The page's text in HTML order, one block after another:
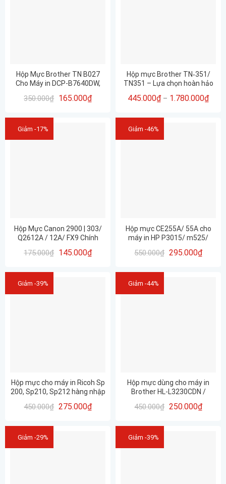
Hộp Mực Brother TN B027
Cho Máy in DCP-B7640DW,
B7620DW, HL-B2180DW, HL-
350.000₫ 165.000₫
Hộp mực Brother TN‑351/
TN351 – Lựa chọn hoàn hảo
HL‑8250CDN, HL‑8350CDW,
MFC‑L8600CDW,
MFC‑L8850CDW,
MFC‑L9550CDW
445.000₫ – 1.780.000₫
Giảm -17%
Hộp Mực Canon 2900 | 303/
Q2612A / 12A/ FX9 Chính
nét – Bền Máy
175.000₫ 145.000₫
Giảm -46%
Hộp mực CE255A/ 55A cho
máy in HP P3015/ m525/
MF515dw LBP6750 LBP6780x
550.000₫ 295.000₫
Giảm -39%
Hộp mực cho máy in Ricoh Sp
200, Sp210, Sp212 hàng nhập
đẹp rõ nét (SP 200 / SP 210/
450.000₫ 275.000₫
Giảm -44%
Hộp mực dùng cho máy in
Brother HL-L3230CDN /
ĐEN CHÍNH HÃNG HUIWEI –
450.000₫ 250.000₫
Giảm -29% Giảm -39%